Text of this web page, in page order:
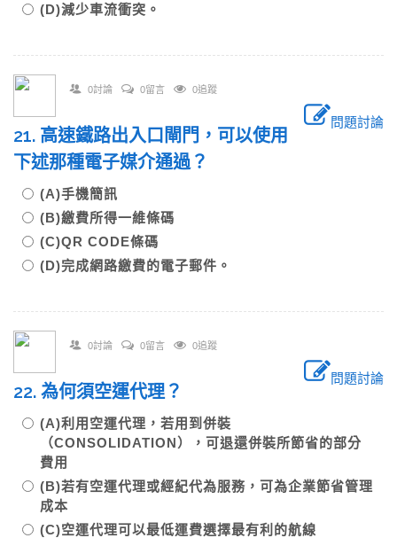
(D)減少車流衝突。
0討論 0留言 0追蹤
問題討論
21. 高速鐵路出入口閘門，可以使用
下述那種電子媒介通過？
(A)手機簡訊
(B)繳費所得一維條碼
(C)QR CODE條碼
(D)完成網路繳費的電子郵件。
0討論 0留言 0追蹤
問題討論
22. 為何須空運代理？
(A)利用空運代理，若用到併裝
（CONSOLIDATION），可退還併裝所節省的部分
費用
(B)若有空運代理或經紀代為服務，可為企業節省管理
成本
(C)空運代理可以最低運費選擇最有利的航線